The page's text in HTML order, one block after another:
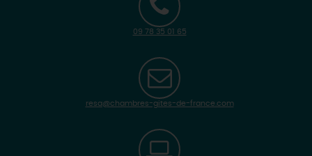
09 78 35 01 65
resa@chambres-gites-de-france.com